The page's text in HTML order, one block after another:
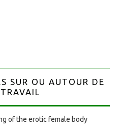
SUR OU AUTOUR DE
of the erotic female body